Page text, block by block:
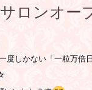
ロンオー
しかない「一粒万倍